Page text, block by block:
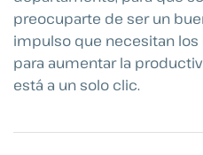
preocuparte de ser un
impulso que necesitan los
para aumentar la
está a un solo clic.